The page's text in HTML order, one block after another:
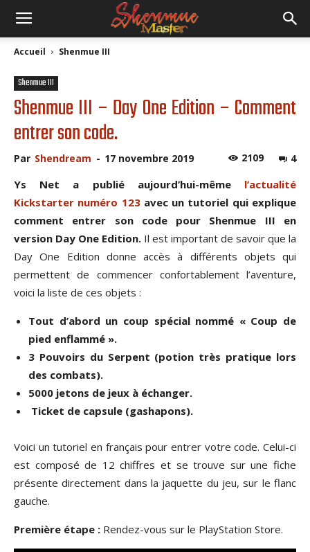
Accueil Shenmue III
Shenmue III
Shenmue III – Day One Edition – Comment
entrer son code.
Par Shendream - 17 novembre 2019 4
2109
Ys Net a publié aujourd’hui-même l’actualité
Kickstarter numéro 123avec un tutoriel qui explique
comment entrer son code pour Shenmue III en
version Day One Edition. Il est important de savoir que la
Day One Edition donne accès à différents objets qui
permettent de commencer confortablement l’aventure,
voici la liste de ces objets :
Tout d’abord un coup spécial nommé « Coup de
pied enflammé ».
3 Pouvoirs du Serpent (potion très pratique lors
des combats).
5000 jetons de jeux à échanger.
Ticket de capsule (gashapons).
Voici un tutoriel en français pour entrer votre code. Celui-ci
est composé de 12 chiffres et se trouve sur une fiche
présente directement dans la jaquette du jeu, sur le flanc
gauche.
Première étape : Rendez-vous sur le PlayStation Store.